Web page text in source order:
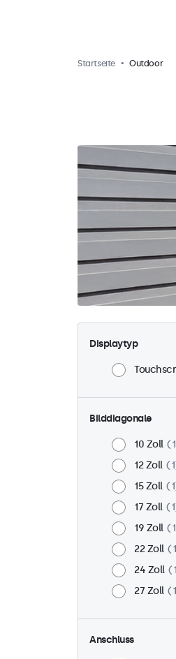
Startseite Outdoor
Displaytyp
Bilddiagonale
10 Zoll
1
12 Zoll
1
15 Zoll
1
17 Zoll
1
19 Zoll
1
22 Zoll
1
24 Zoll
1
27 Zoll
1
Anschluss